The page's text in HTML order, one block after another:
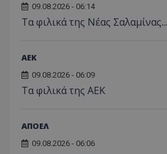
09.08.2026 - 06:14
Τα φιλικά της Νέας Σαλαμίνας...
ΑEK
09.08.2026 - 06:09
Τα φιλικά της ΑΕΚ
ΑΠΟΕΛ
09.08.2026 - 06:06